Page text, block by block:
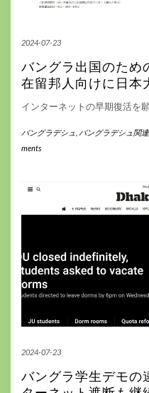
2024-07-23
バングラ出国のため
在留邦人向けに日本
インターネットの早期復活を
バングラデシュ バングラデシュ関
ments
2024-07-23
バングラ学生デモ